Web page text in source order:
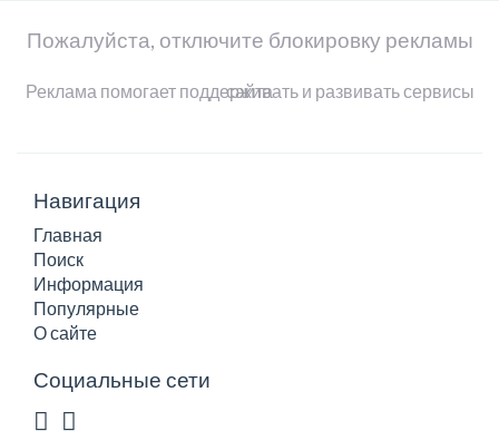
Пожалуйста, отключите блокировку рекламы
Реклама помогает поддерживать и развивать сервисы сайта
Навигация
Главная
Поиск
Информация
Популярные
О сайте
Социальные сети